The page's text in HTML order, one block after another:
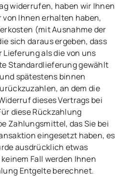
widerrufen, haben wir Ihnen
Ihnen erhalten haben,
(mit Ausnahme der
sich daraus ergeben, dass
Lieferung als die von uns
Standardlieferung gewählt
spätestens binnen
an dem die
dieses Vertrags bei
diese Rückzahlung
Zahlungsmittel, das Sie bei
eingesetzt haben, es
ausdrücklich etwas
Fall werden Ihnen
Entgelte berechnet.